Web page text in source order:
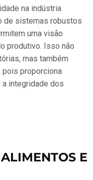
na indústria
de sistemas robustos
uma visão
produtivo. Isso não
mas também
pois proporciona
integridade dos
E